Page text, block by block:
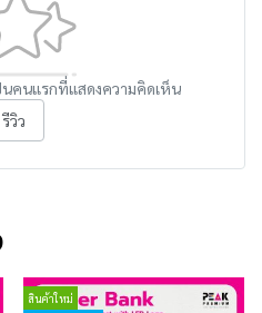
คนแรกที่แสดงความคิดเห็น
รีวิว
สินค้าใหม่